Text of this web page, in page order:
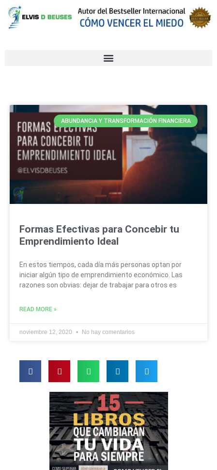
ABUNDANCIA Y TRANSFORMACIÓN FINANCIERA
Formas Efectivas para Concebir tu
Emprendimiento Ideal
En estos tiempos, cada día más personas optan por
iniciar algún tipo de emprendimiento económico. Las
razones son obvias: dejar de trabajar para otros es
READ MORE »
noviembre 12, 2020 No hay comentarios